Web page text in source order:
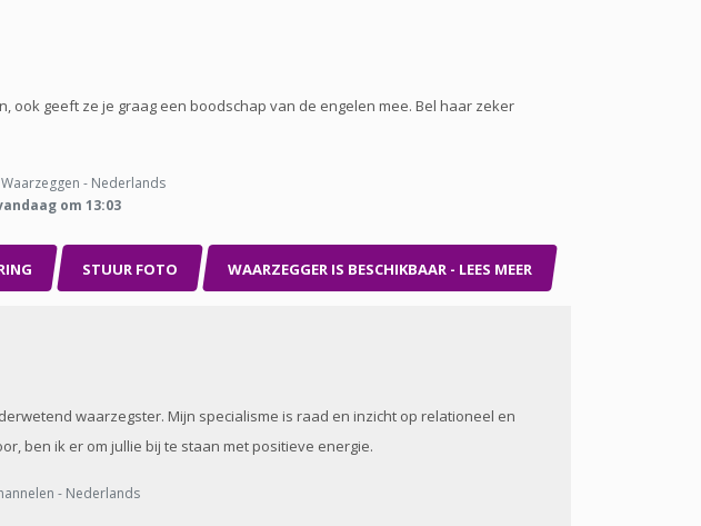
ook geeft ze je graag een boodschap van de engelen mee. Bel haar zeker
- Nederlands
om 13:03
STUUR FOTO WAARZEGGER IS BESCHIKBAAR - LEES MEER
waarzegster. Mijn specialisme is raad en inzicht op relationeel en
ben ik er om jullie bij te staan met positieve energie.
- Nederlands